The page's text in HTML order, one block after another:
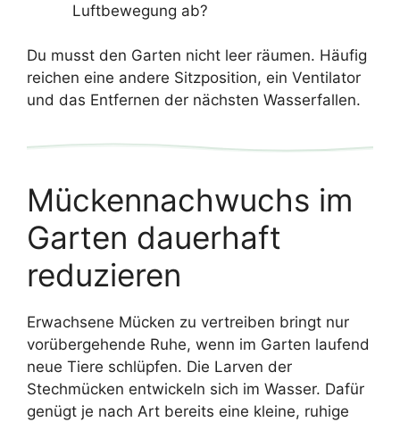
Luftbewegung ab?
Du musst den Garten nicht leer räumen. Häufig
reichen eine andere Sitzposition, ein Ventilator
und das Entfernen der nächsten Wasserfallen.
Mückennachwuchs im
Garten dauerhaft
reduzieren
Erwachsene Mücken zu vertreiben bringt nur
vorübergehende Ruhe, wenn im Garten laufend
neue Tiere schlüpfen. Die Larven der
Stechmücken entwickeln sich im Wasser. Dafür
genügt je nach Art bereits eine kleine, ruhige